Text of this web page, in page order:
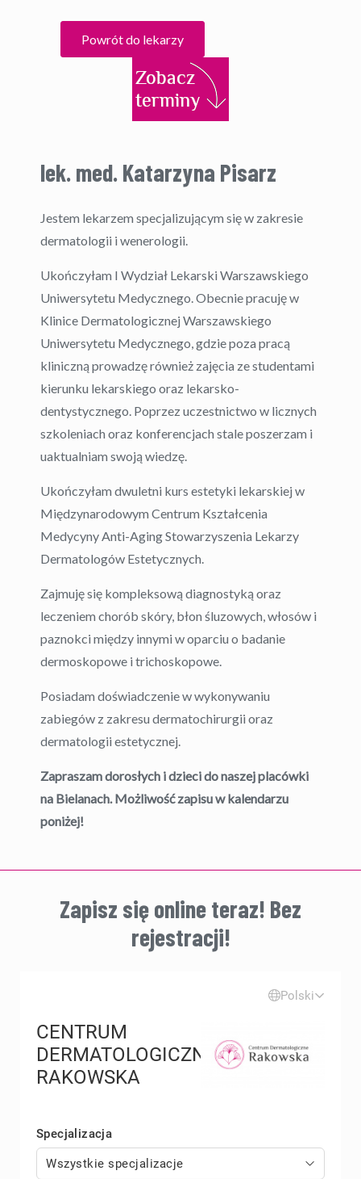
Powrót do lekarzy
lek. med. Katarzyna Pisarz
Jestem lekarzem specjalizującym się w zakresie
dermatologii i wenerologii.
Ukończyłam I Wydział Lekarski Warszawskiego
Uniwersytetu Medycznego. Obecnie pracuję w
Klinice Dermatologicznej Warszawskiego
Uniwersytetu Medycznego, gdzie poza pracą
kliniczną prowadzę również zajęcia ze studentami
kierunku lekarskiego oraz lekarsko-
dentystycznego. Poprzez uczestnictwo w licznych
szkoleniach oraz konferencjach stale poszerzam i
uaktualniam swoją wiedzę.
Ukończyłam dwuletni kurs estetyki lekarskiej w
Międzynarodowym Centrum Kształcenia
Medycyny Anti-Aging Stowarzyszenia Lekarzy
Dermatologów Estetycznych.
Zajmuję się kompleksową diagnostyką oraz
leczeniem chorób skóry, błon śluzowych, włosów i
paznokci między innymi w oparciu o badanie
dermoskopowe i trichoskopowe.
Posiadam doświadczenie w wykonywaniu
zabiegów z zakresu dermatochirurgii oraz
dermatologii estetycznej.
Zapraszam dorosłych i dzieci do naszej placówki
na Bielanach. Możliwość zapisu w kalendarzu
poniżej!
Zapisz się online teraz! Bez
rejestracji!